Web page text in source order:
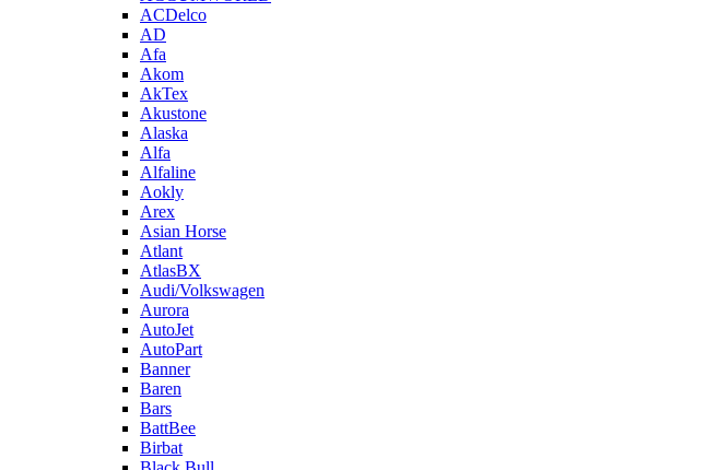
ACDelco
AD
Afa
Akom
AkTex
Akustone
Alaska
Alfa
Alfaline
Aokly
Arex
Asian Horse
Atlant
AtlasBX
Audi/Volkswagen
Aurora
AutoJet
AutoPart
Banner
Baren
Bars
BattBee
Birbat